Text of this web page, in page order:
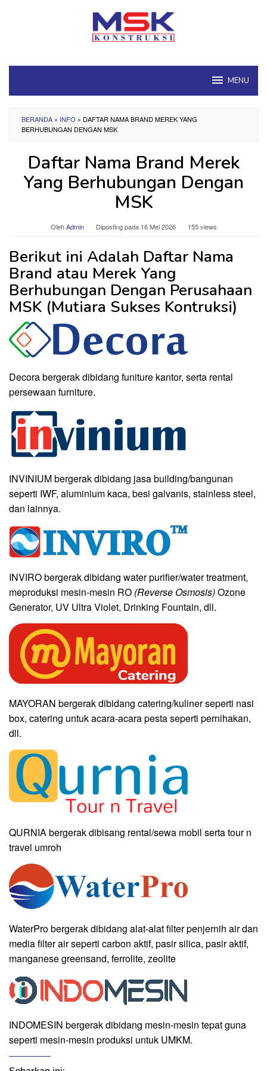
MENU
BERANDA » INFO » DAFTAR NAMA BRAND MEREK YANG
BERHUBUNGAN DENGAN MSK
Daftar Nama Brand Merek
Yang Berhubungan Dengan
MSK
OlehAdmin Diposting pada 16 Mei 2026 155 views
Berikut ini Adalah Daftar Nama
Brand atau Merek Yang
Berhubungan Dengan Perusahaan
MSK (Mutiara Sukses Kontruksi)
Decora bergerak dibidang funiture kantor, serta rental
persewaan furniture.
INVINIUM bergerak dibidang jasa building/bangunan
seperti IWF, aluminium kaca, besi galvanis, stainless steel,
dan lainnya.
INVIRO bergerak dibidang water purifier/water treatment,
meproduksi mesin-mesin RO (Reverse Osmosis)Ozone
Generator, UV Ultra Violet, Drinking Fountain, dll.
MAYORAN bergerak dibidang catering/kuliner seperti nasi
box, catering untuk acara-acara pesta seperti pernihakan,
dll.
QURNIA bergerak dibisang rental/sewa mobil serta tour n
travel umroh
WaterPro bergerak dibidang alat-alat filter penjernih air dan
media filter air seperti carbon aktif, pasir silica, pasir aktif,
manganese greensand, ferrolite, zeolite
INDOMESIN bergerak dibidang mesin-mesin tepat guna
seperti mesin-mesin produksi untuk UMKM.